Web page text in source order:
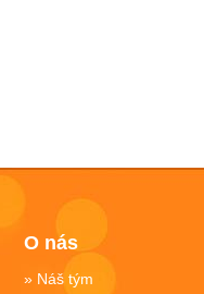
O nás
Náš tým